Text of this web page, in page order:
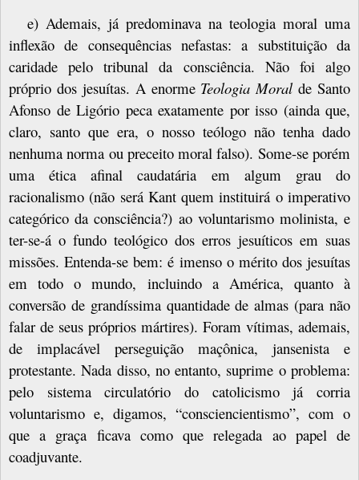
e) Ademais, já predominava na teologia moral uma
inflexão de consequências nefastas: a substituição da
caridade pelo tribunal da consciência. Não foi algo
próprio dos jesuítas. A enorme Teologia Moralde Santo
Afonso de Ligório peca exatamente por isso (ainda que,
claro, santo que era, o nosso teólogo não tenha dado
nenhuma norma ou preceito moral falso). Some-se porém
uma ética afinal caudatária em algum grau do
racionalismo (não será Kant quem instituirá o imperativo
categórico da consciência?) ao voluntarismo molinista, e
ter-se-á o fundo teológico dos erros jesuíticos em suas
missões. Entenda-se bem: é imenso o mérito dos jesuítas
em todo o mundo, incluindo a América, quanto à
conversão de grandíssima quantidade de almas (para não
falar de seus próprios mártires). Foram vítimas, ademais,
de implacável perseguição maçônica, jansenista e
protestante. Nada disso, no entanto, suprime o problema:
pelo sistema circulatório do catolicismo já corria
voluntarismo e, digamos, “consciencientismo”, com o
que a graça ficava como que relegada ao papel de
coadjuvante.